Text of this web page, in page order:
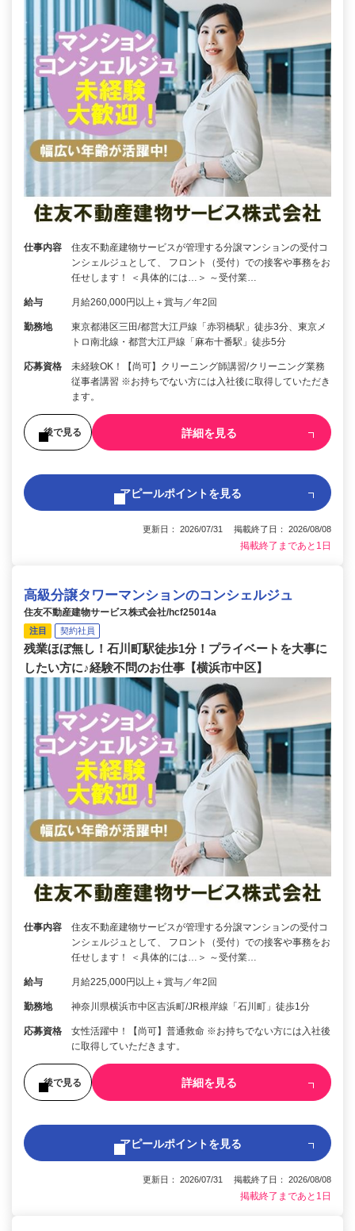
仕事内容
住友不動産建物サービスが管理する分譲マンションの受付コ
ンシェルジュとして、 フロント（受付）での接客や事務をお
任せします！ ＜具体的には…＞ ～受付業…
給与 月給260,000円以上＋賞与／年2回
勤務地
東京都港区三田/都営大江戸線「赤羽橋駅」徒歩3分、東京メ
トロ南北線・都営大江戸線「麻布十番駅」徒歩5分
応募資格
未経験OK！【尚可】クリーニング師講習/クリーニング業務
従事者講習 ※お持ちでない方には入社後に取得していただき
ます。
後で見る 詳細を見る
アピールポイントを見る
更新日： 2026/07/31 掲載終了日： 2026/08/08
掲載終了まであと1日
高級分譲タワーマンションのコンシェルジュ
住友不動産建物サービス株式会社/hcf25014a
注目 契約社員
残業ほぼ無し！石川町駅徒歩1分！プライベートを大事に
したい方に♪経験不問のお仕事【横浜市中区】
仕事内容
住友不動産建物サービスが管理する分譲マンションの受付コ
ンシェルジュとして、 フロント（受付）での接客や事務をお
任せします！ ＜具体的には…＞ ～受付業…
給与 月給225,000円以上＋賞与／年2回
勤務地 神奈川県横浜市中区吉浜町/JR根岸線「石川町」徒歩1分
応募資格
女性活躍中！【尚可】普通救命 ※お持ちでない方には入社後
に取得していただきます。
後で見る 詳細を見る
アピールポイントを見る
更新日： 2026/07/31 掲載終了日： 2026/08/08
掲載終了まであと1日